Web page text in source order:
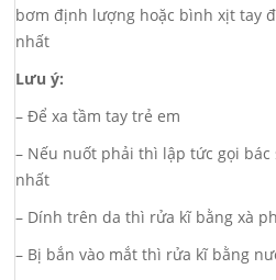
bơm định lượng hoặc bình xịt tay
nhất
Lưu ý:
– Để xa tầm tay trẻ em
– Nếu nuốt phải thì lập tức gọi
nhất
– Dính trên da thì rửa kĩ bằng xà
– Bị bắn vào mắt thì rửa kĩ bằng